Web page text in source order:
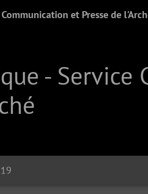
et Presse de
- Service